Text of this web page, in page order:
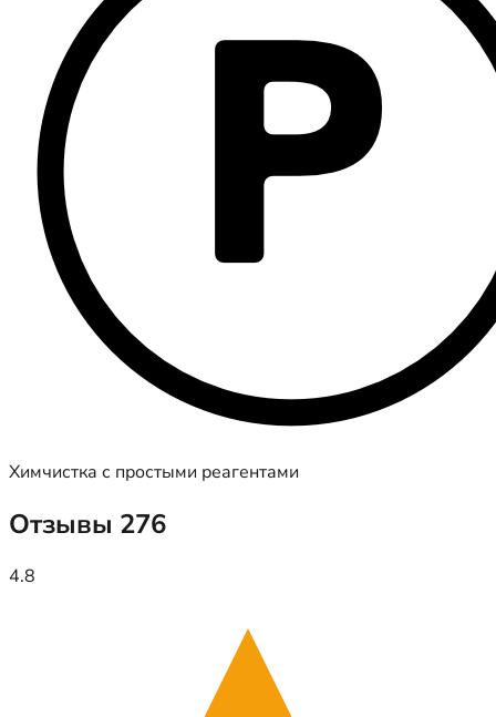
Химчистка с простыми реагентами
Отзывы 276
4.8